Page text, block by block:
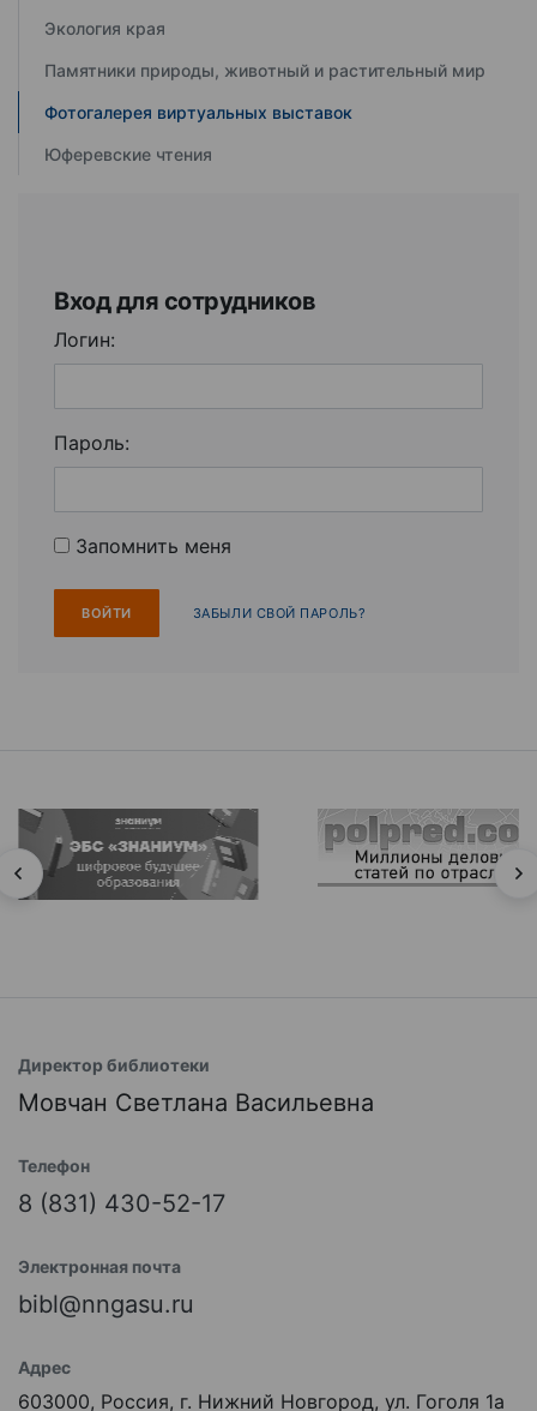
Экология края
Памятники природы, животный и растительный мир
Фотогалерея виртуальных выставок
Юферевские чтения
Вход для сотрудников
Логин:
Пароль:
Запомнить меня
ЗАБЫЛИ СВОЙ ПАРОЛЬ?
Директор библиотеки
Мовчан Светлана Васильевна
Телефон
8 (831) 430-52-17
Электронная почта
bibl@nngasu.ru
Адрес
603000, Россия, г. Нижний Новгород, ул. Гоголя 1а